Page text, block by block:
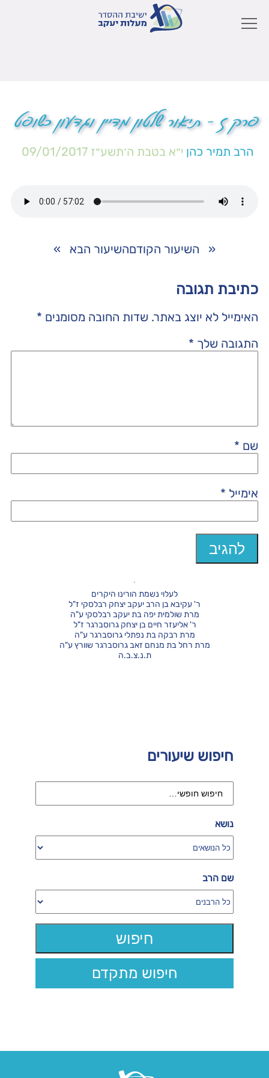
פרק ז – תיאור שלטון מדיין וגדעון כשופט
הרב תמיר כהן י״א בטבת ה׳תשע״ז 09/01/2017
« השיעור הקודםהשיעור הבא »
כתיבת תגובה
האימייל לא יוצג באתר. שדות החובה מסומנים *
התגובה שלך *
שם *
אימייל *
חיפוש שיעורים
נושא
שם הרב
חיפוש מתקדם
לעלוי נשמת הורינו היקרים
ר' עקיבא בן הרב יעקב יצחק רבלסקי ז"ל
מרת שולמית יפה בת יעקב רבלסקי ע"ה
ר' אליעזר חיים בן יצחק גרוסברגר ז"ל
מרת רבקה בת נפתלי גרוסברגר ע"ה
מרת רחל בת מנחם זאב גרוסברגר שוורץ ע"ה
ת.נ.צ.ב.ה